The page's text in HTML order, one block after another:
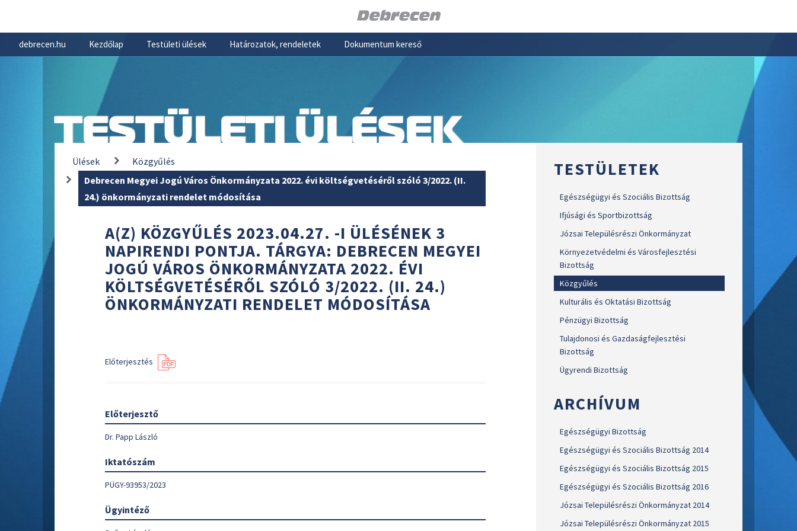
debrecen.hu Kezdőlap Testületi ülések Határozatok, rendeletek Dokumentum kereső
TESTÜLETI ÜLÉSEK
Ülések
Közgyűlés
Debrecen Megyei Jogú Város Önkormányzata 2022. évi költségvetéséről szóló 3/2022. (II.
24.) önkormányzati rendelet módosítása
A(Z) KÖZGYŰLÉS 2023.04.27. -I ÜLÉSÉNEK 3
NAPIRENDI PONTJA. TÁRGYA: DEBRECEN MEGYEI
JOGÚ VÁROS ÖNKORMÁNYZATA 2022. ÉVI
KÖLTSÉGVETÉSÉRŐL SZÓLÓ 3/2022. (II. 24.)
ÖNKORMÁNYZATI RENDELET MÓDOSÍTÁSA
Előterjesztés
Előterjesztő
Dr. Papp László
Iktatószám
PÜGY-93953/2023
Ügyintéző
TESTÜLETEK
Egészségügyi és Szociális Bizottság
Ifjúsági és Sportbizottság
Józsai Településrészi Önkormányzat
Környezetvédelmi és Városfejlesztési
Bizottság
Közgyűlés
Kulturális és Oktatási Bizottság
Pénzügyi Bizottság
Tulajdonosi és Gazdaságfejlesztési
Bizottság
Ügyrendi Bizottság
ARCHÍVUM
Egészségügyi Bizottság
Egészségügyi és Szociális Bizottság 2014
Egészségügyi és Szociális Bizottság 2015
Egészségügyi és Szociális Bizottság 2016
Józsai Településrészi Önkormányzat 2014
Józsai Településrészi Önkormányzat 2015